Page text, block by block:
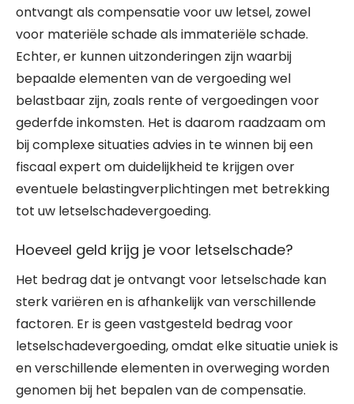
ontvangt als compensatie voor uw letsel, zowel
voor materiële schade als immateriële schade.
Echter, er kunnen uitzonderingen zijn waarbij
bepaalde elementen van de vergoeding wel
belastbaar zijn, zoals rente of vergoedingen voor
gederfde inkomsten. Het is daarom raadzaam om
bij complexe situaties advies in te winnen bij een
fiscaal expert om duidelijkheid te krijgen over
eventuele belastingverplichtingen met betrekking
tot uw letselschadevergoeding.
Hoeveel geld krijg je voor letselschade?
Het bedrag dat je ontvangt voor letselschade kan
sterk variëren en is afhankelijk van verschillende
factoren. Er is geen vastgesteld bedrag voor
letselschadevergoeding, omdat elke situatie uniek is
en verschillende elementen in overweging worden
genomen bij het bepalen van de compensatie.